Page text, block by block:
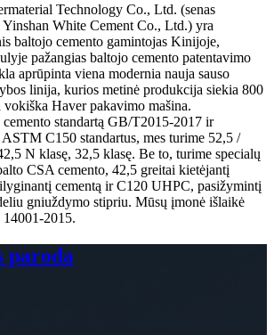
Technology Co., Ltd. (senas
White Cement Co., Ltd.) yra
baltojo cemento gamintojas Kinijoje,
pažangias baltojo cemento patentavimo
aprūpinta viena modernia nauja sauso
linija, kurios metinė produkcija siekia 800
Haver pakavimo mašina.
standartą GB/T2015-2017 ir
C150 standartus, mes turime 52,5 /
N klasę, 32,5 klasę. Be to, turime specialų
CSA cemento, 42,5 greitai kietėjantį
cementą ir C120 UHPC, pasižymintį
gniuždymo stipriu. Mūsų įmonė išlaikė
2015.
paroda